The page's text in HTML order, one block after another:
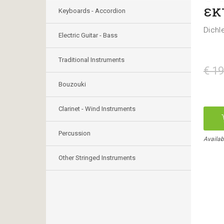
Keyboards - Accordion
Electric Guitar - Bass
Traditional Instruments
Bouzouki
Clarinet - Wind Instruments
Percussion
Other Stringed Instruments
€